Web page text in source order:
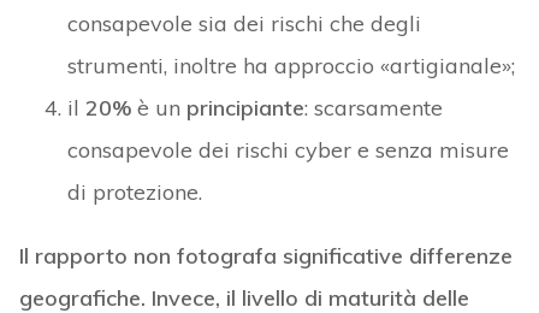
consapevole sia dei rischi che degli
strumenti, inoltre ha approccio «artigianale»;
il 20%è un principiante: scarsamente
consapevole dei rischi cyber e senza misure
di protezione.
Il rapporto non fotografa significative differenze
geografiche. Invece, il livello di maturità delle